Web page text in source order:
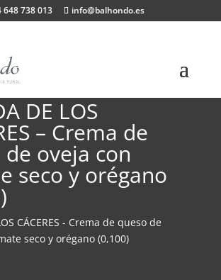
648 738 013 info@balhondo.es
DE LOS
– Crema de
oveja con
seco y orégano
CÁCERES - Crema de queso de
seco y orégano (0,100)